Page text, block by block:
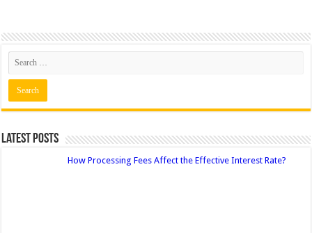
Latest Posts
How Processing Fees Affect the Effective Interest Rate?